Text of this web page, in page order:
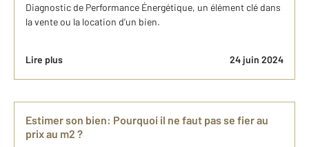
Diagnostic de Performance Énergétique, un élément clé dans
la vente ou la location d'un bien.
Lire plus 24 juin 2024
Estimer son bien: Pourquoi il ne faut pas se fier au
prix au m2 ?